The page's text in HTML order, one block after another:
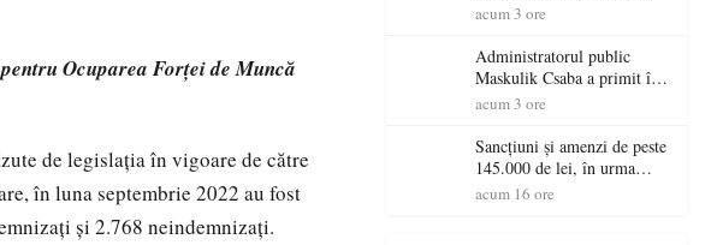
Ocuparea Forţei de Muncă
de legislaţia în vigoare de către
în luna septembrie 2022 au fost
și 2.768 neindemnizați.
granițe – Zilele Diasporei
acum 3 ore
Administratorul public
Maskulik Csaba a primit în
audiență cetățenii din Satu
acum 3 ore
Sancțiuni și amenzi de peste
145.000 de lei, în urma
acțiunilor polițiștilor
acum 16 ore